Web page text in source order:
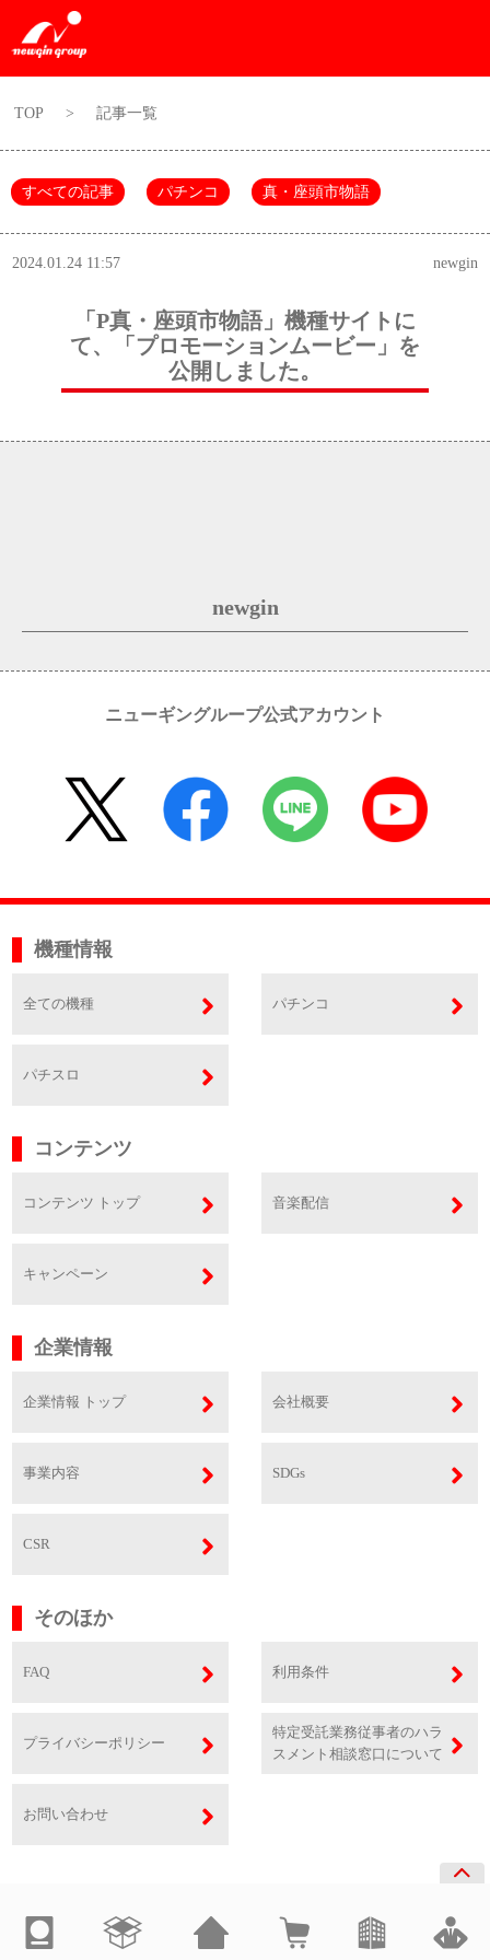
TOP > 記事一覧
すべての記事 パチンコ 真・座頭市物語
2024.01.24 11:57 newgin
「P真・座頭市物語」機種サイトに
て、「プロモーションムービー」を
公開しました。
newgin
ニューギングループ公式アカウント
機種情報
全ての機種 パチンコ
パチスロ
コンテンツ
コンテンツ トップ 音楽配信
キャンペーン
企業情報
企業情報 トップ 会社概要
事業内容 SDGs
CSR
そのほか
FAQ 利用条件
プライバシーポリシー
特定受託業務従事者のハラ
スメント相談窓口について
お問い合わせ